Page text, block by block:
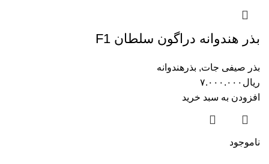
بذر هندوانه دراگون سلطان F1
بذر صیفی جات, بذرهندوانه
ریال ۷.۰۰۰.۰۰۰
افزودن به سبد خرید
ناموجود